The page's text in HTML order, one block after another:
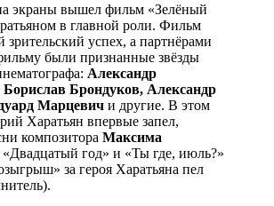
экраны вышел фильм «Зелёный
в главной роли. Фильм
успех, а партнёрами
были признанные звёзды
Александр
Борислав Брондуков, Александр
Марцевич и другие. В этом
Харатьян впервые запел,
композитора Максима
«Двадцатый год» и «Ты где, июль?»
за героя Харатьяна пел